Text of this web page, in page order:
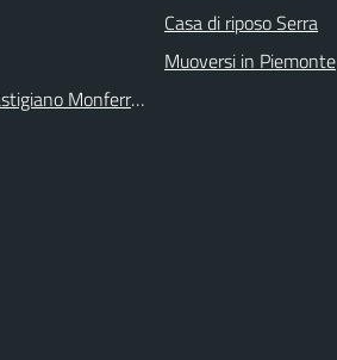
Monferrato
Casa di riposo Serra
Muoversi in Piemonte